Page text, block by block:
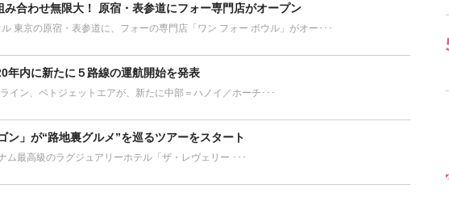
合わせ無限大！ 原宿・表参道にフォー専門店がオープン
東京の原宿・表参道に、フォーの専門店「ワン フォー ボウル」がオー･･･
年内に新たに５路線の運航開始を発表
イン、ベトジェットエアが、新たに中部＝ハノイ／ホーチ･･･
ン」が“路地裏グルメ”を巡るツアーをスタート
最高級のラグジュアリーホテル「ザ・レヴェリー ･･･